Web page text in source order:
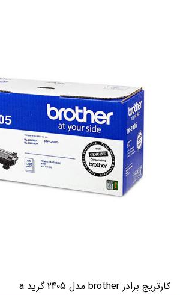
کارتریج برادر brother مدل 2405 گرید a